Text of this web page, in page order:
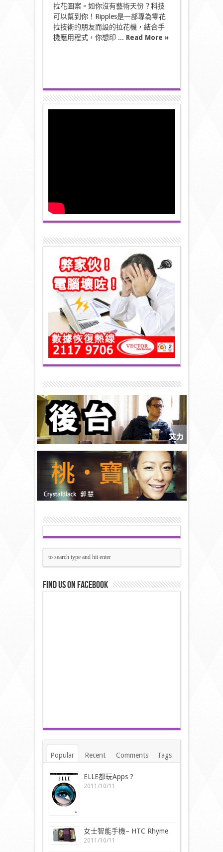
拉花圖案。如你沒有藝術天份？科技
可以幫到你！Ripples是一部專為零花
拉技術的朋友而設的拉花機，結合手
機應用程式，你想印 ... Read More »
Find us on Facebook
Popular Recent Comments Tags
ELLE都玩Apps ?
2011/10/11
女士智能手機– HTC Rhyme
2011/10/11